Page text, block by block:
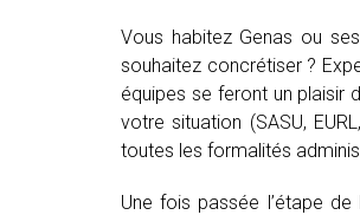
Vous habitez Genas ou
souhaitez concrétiser ?
équipes se feront un plaisir
votre situation (SASU,
toutes les formalités
Une fois passée l’étape